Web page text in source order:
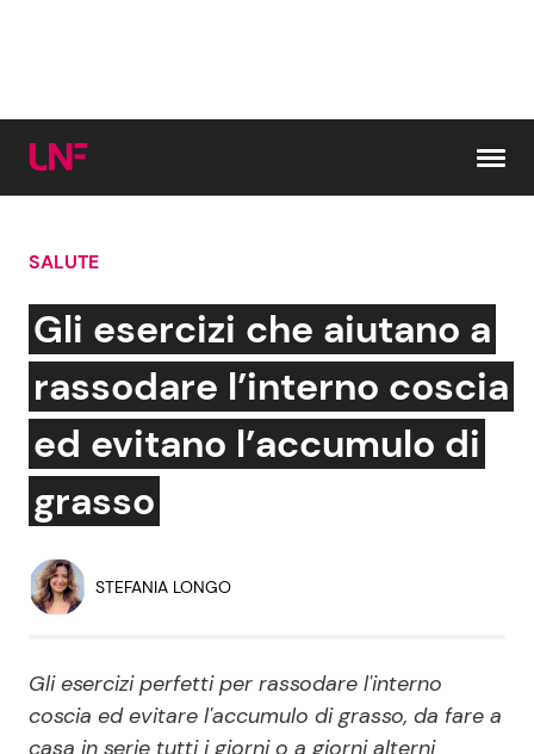
Cerca:
News e Cronaca
Attualità Italiana
Economia
Persone Scomparse
Politica
Gossip e TV
Bellezze VIP
Reality e Talent
SALUTE
Gli esercizi che aiutano a
rassodare l’interno coscia
ed evitano l’accumulo di
grasso
STEFANIA LONGO
Gli esercizi perfetti per rassodare l'interno
coscia ed evitare l'accumulo di grasso, da fare a
casa in serie tutti i giorni o a giorni alterni